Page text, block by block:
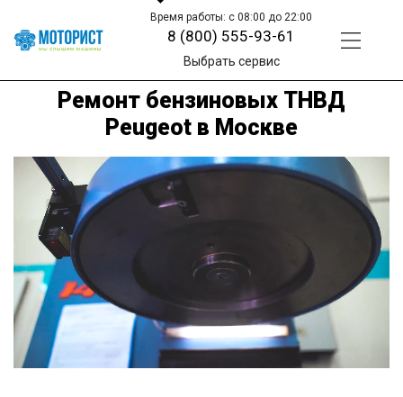
Время работы: с 08:00 до 22:00
8 (800) 555-93-61
Выбрать сервис
Ремонт бензиновых ТНВД
Peugeot в Москве